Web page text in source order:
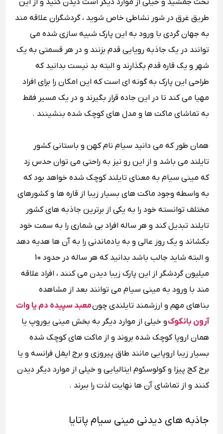
تخت جمشید و خیلی از موارد دیگر است دیدن کنید و از این
طریق غرق در شور نشاطی خاص شوید ، گردشگران علاقه مند
به جهان گردی با ورود به این پارک شبیه سازی شده می
توانند در یک جاذبه رویایی قدم بزنند و در هر قسمتی به یک
شهر و یک قاره قدم بگذارند و البته بد نیست بدانید که
طراحی این پارک به گونه ای است که این امکان را برای افراد
مهیا می کند تا در این جاده قرار بگیرند و در یک مسیر فقط
به تماشای ماکت ها و مدل های کوچک شده بنشینند .
همان طور که می دانید سیام نام کهن و باستانی کشور
تایلند می باشد و از این رو نیز به راحتی می توان حدس زد
که مینی سیام به معنای تایلند کوچک شده خواهد بود که
به واسطه وجود ماکت های بسیار زیبا از قاره ها و کشورهای
مختلف توانسته خود را به یکی از برترین جاذبه های کشور
تایلند تبدیل کند و هر ساله افراد بی شماری را به سمت خود
بکشاند و یک روز عالی و به یادماندنی را به آن ها هدیه دهد
و البته شاید جالب باشد بدانید که هر ساله در حدود 10
میلیون گردشگر از این پارک زیبا دیدن می کنند ، افراد علاقه
مند با ورود به مینی سیام می توانند بعد از مشاهده
بناهای مهم و ارزشمند تایلندی چونمعبد سپیده دم یا وات
آرون بانکوکو خیلی از موارد دیگر به بخش مینی یوروپ یا
همان اروپا کوچک شده بروند و از ماکت های کوچک شده
بسیار زیبا اروپایی مانند طاق پیروزی و برج ایفل فرانسه و یا
برج کج پیزا و کولوسئوم ایتالیایی و خیلی از موارد دیگر دیدن
کنند و از تماشای آن ها نهایت لذت را ببرند .
جاذبه های دیدنی مینی سیام پاتایا